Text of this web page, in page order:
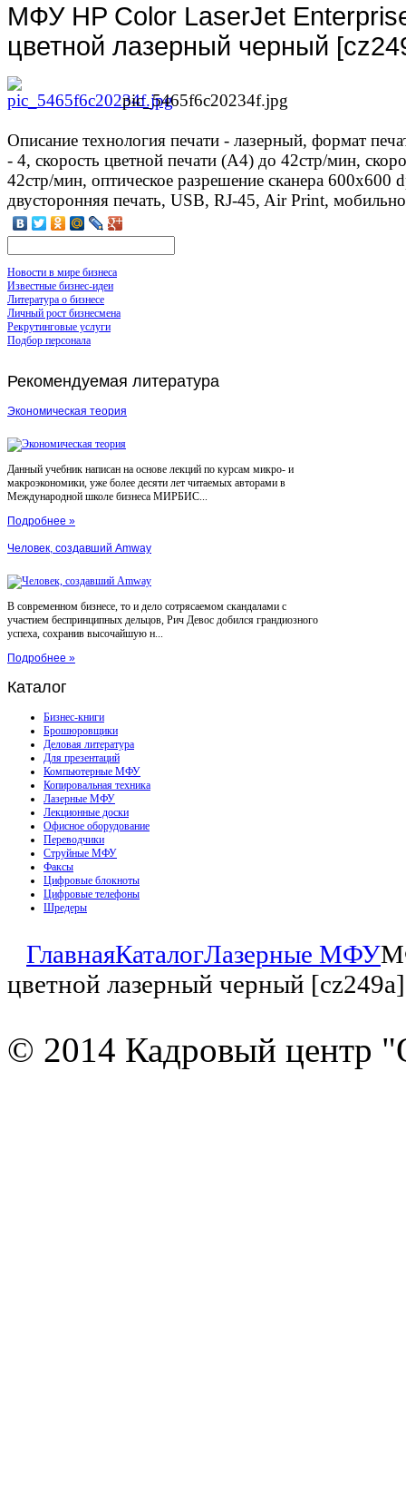
МФУ HP Color LaserJet
цветной лазерный черный
pic_5465f6c20234f.jpg
Описание технология печати - лазерный, формат
- 4, скорость цветной печати (А4) до 42стр/мин,
42стр/мин, оптическое разрешение сканера 600x600
двусторонняя печать, USB, RJ-45, Air Print,
Новости в мире бизнеса
Известные бизнес-идеи
Литература о бизнесе
Личный рост бизнесмена
Рекрутинговые услуги
Подбор персонала
Рекомендуемая литература
Экономическая теория
Данный учебник написан на основе лекций по курсам микро- и
макроэкономики, уже более десяти лет читаемых авторами в
Международной школе бизнеса МИРБИС...
Подробнее »
Человек, создавший Amway
В современном бизнесе, то и дело сотрясаемом скандалами с
участием беспринципных дельцов, Рич Девос добился грандиозного
успеха, сохранив высочайшую н...
Подробнее »
Каталог
Бизнес-книги
Брошюровщики
Деловая литература
Для презентаций
Компьютерные МФУ
Копировальная техника
Лазерные МФУ
Лекционные доски
Офисное оборудование
Переводчики
Струйные МФУ
Факсы
Цифровые блокноты
Цифровые телефоны
Шредеры
ГлавнаяКаталогЛазерные МФУ
цветной лазерный черный [cz249a]
© 2014 Кадровый центр